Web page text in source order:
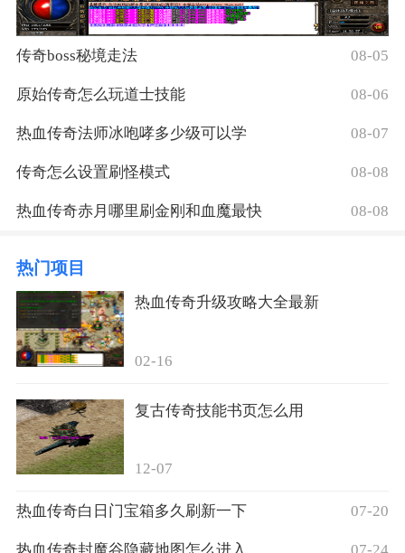
传奇boss秘境走法 08-05
原始传奇怎么玩道士技能 08-06
热血传奇法师冰咆哮多少级可以学 08-07
传奇怎么设置刷怪模式 08-08
热血传奇赤月哪里刷金刚和血魔最快 08-08
热门项目
热血传奇升级攻略大全最新
02-16
复古传奇技能书页怎么用
12-07
热血传奇白日门宝箱多久刷新一下 07-20